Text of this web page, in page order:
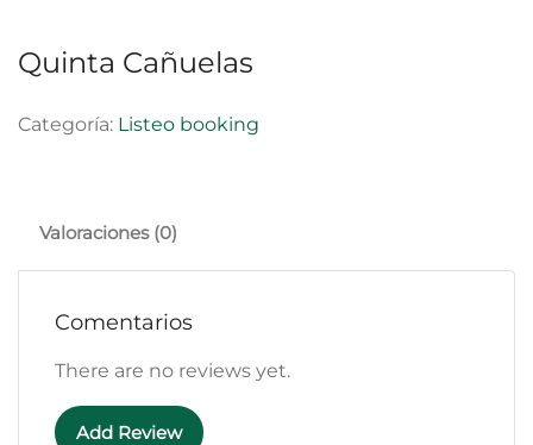
Quinta Cañuelas
Categoría: Listeo booking
Valoraciones (0)
Comentarios
There are no reviews yet.
Add Review